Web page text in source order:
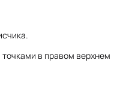
в правом верхнем